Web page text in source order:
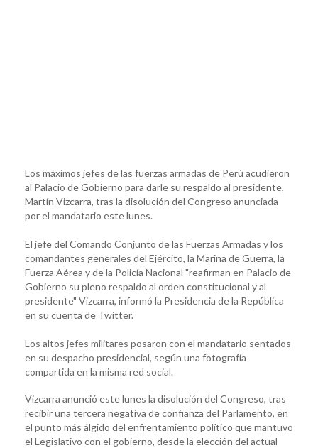
Los máximos jefes de las fuerzas armadas de Perú acudieron
al Palacio de Gobierno para darle su respaldo al presidente,
Martín Vizcarra, tras la disolución del Congreso anunciada
por el mandatario este lunes.
El jefe del Comando Conjunto de las Fuerzas Armadas y los
comandantes generales del Ejército, la Marina de Guerra, la
Fuerza Aérea y de la Policía Nacional "reafirman en Palacio de
Gobierno su pleno respaldo al orden constitucional y al
presidente" Vizcarra, informó la Presidencia de la República
en su cuenta de Twitter.
Los altos jefes militares posaron con el mandatario sentados
en su despacho presidencial, según una fotografía
compartida en la misma red social.
Vizcarra anunció este lunes la disolución del Congreso, tras
recibir una tercera negativa de confianza del Parlamento, en
el punto más álgido del enfrentamiento político que mantuvo
el Legislativo con el gobierno, desde la elección del actual